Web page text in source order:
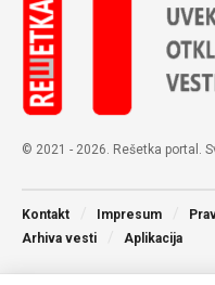
© 2021 - 2026. Rešetka portal.
Kontakt Impresum
Arhiva vesti
Aplikacija